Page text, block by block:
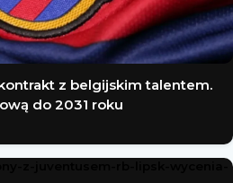
z belgijskim talentem.
do 2031 roku